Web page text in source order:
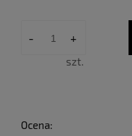
- +
szt.
Ocena: